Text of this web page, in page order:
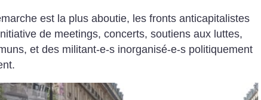
est la plus aboutie, les fronts anticapitalistes
de meetings, concerts, soutiens aux luttes,
et des militant-e-s inorganisé-e-s politiquement